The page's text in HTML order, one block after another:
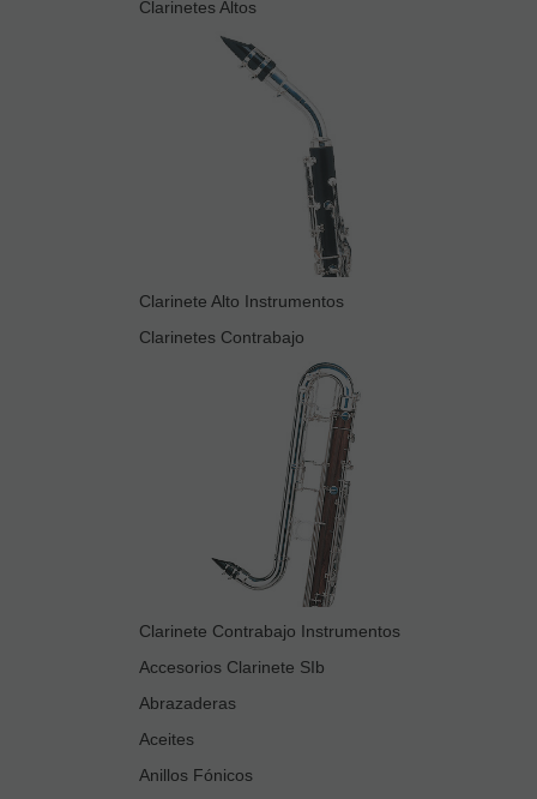
Clarinetes Altos
Clarinete Alto Instrumentos
Clarinetes Contrabajo
Clarinete Contrabajo Instrumentos
Accesorios Clarinete SIb
Abrazaderas
Aceites
Anillos Fónicos